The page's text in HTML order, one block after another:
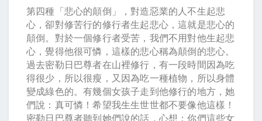
第四種「悲心的顛倒」，對造惡業的人不生起悲
心，卻對修苦行的修行者生起悲心，這就是悲心的
顛倒。對於一個修行者受苦，我們不用對他生起悲
心，覺得他很可憐，這樣的悲心稱為顛倒的悲心。
過去密勒日巴尊者在山裡修行，有一段時間因為吃
得很少，所以很瘦，又因為吃一種植物，所以身體
變成綠色的。有幾個女孩子走到他修行的地方，她
們說：真可憐！希望我生生世世都不要像他這樣！
密勒日巴尊者聽到她們說的話，心想：你們這些女